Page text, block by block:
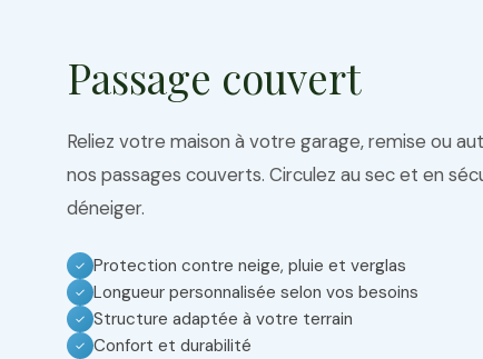
Passage couvert
Reliez votre maison à votre garage, remise ou
nos passages couverts. Circulez au sec et en
déneiger.
✓ Protection contre neige, pluie et verglas
✓ Longueur personnalisée selon vos besoins
✓ Structure adaptée à votre terrain
✓ Confort et durabilité